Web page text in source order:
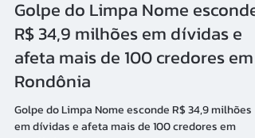
14 de jun. 3 min de leitura
Golpes
Golpe do Limpa Nome esconde
R$ 34,9 milhões em dívidas e
afeta mais de 100 credores em
Rondônia